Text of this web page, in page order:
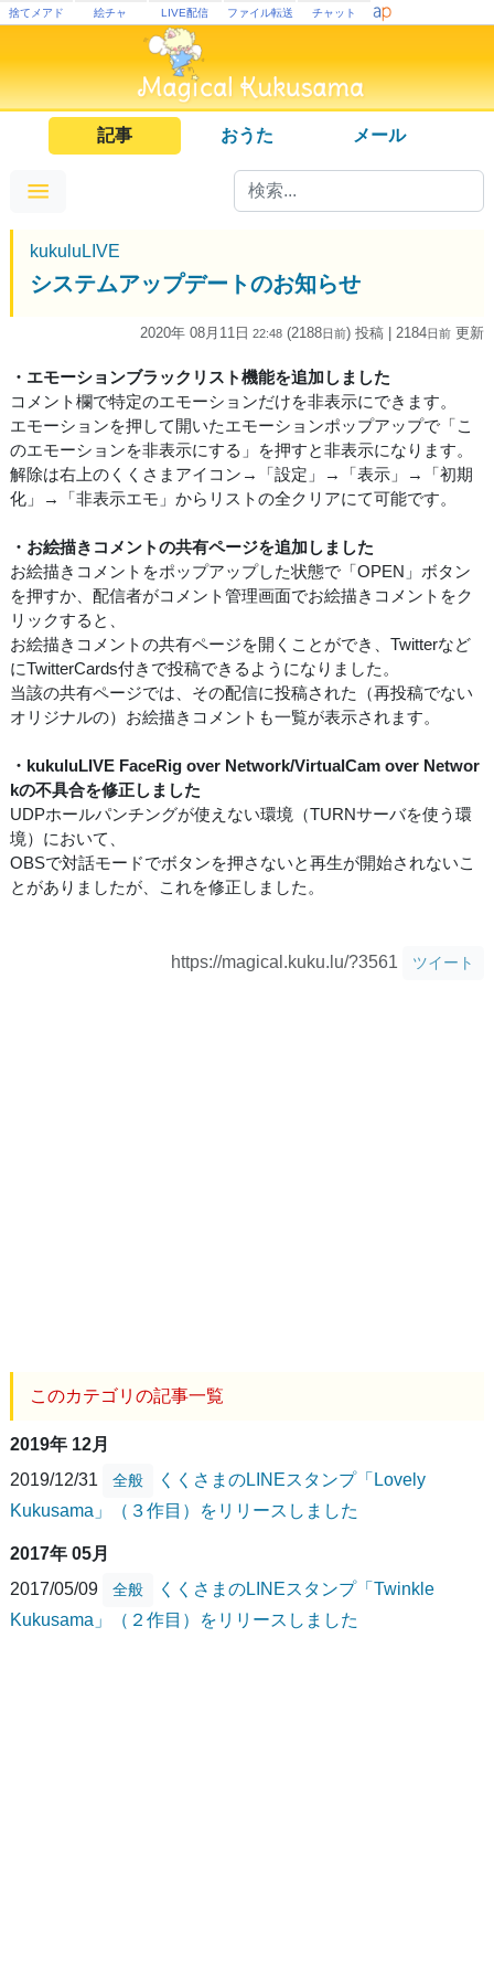
捨てメアド 絵チャ LIVE配信 ファイル転送 チャット
記事 おうた メール
kukuluLIVE
システムアップデートのお知らせ
2020年 08月11日 22:48 (2188日前) 投稿 | 2184日前 更新
・エモーションブラックリスト機能を追加しました
コメント欄で特定のエモーションだけを非表示にできます。
エモーションを押して開いたエモーションポップアップで「こ
のエモーションを非表示にする」を押すと非表示になります。
解除は右上のくくさまアイコン→「設定」→「表示」→「初期
化」→「非表示エモ」からリストの全クリアにて可能です。
・お絵描きコメントの共有ページを追加しました
お絵描きコメントをポップアップした状態で「OPEN」ボタン
を押すか、配信者がコメント管理画面でお絵描きコメントをク
リックすると、
お絵描きコメントの共有ページを開くことができ、Twitterなど
にTwitterCards付きで投稿できるようになりました。
当該の共有ページでは、その配信に投稿された（再投稿でない
オリジナルの）お絵描きコメントも一覧が表示されます。
・kukuluLIVE FaceRig over Network/VirtualCam over Networ
kの不具合を修正しました
UDPホールパンチングが使えない環境（TURNサーバを使う環
境）において、
OBSで対話モードでボタンを押さないと再生が開始されないこ
とがありましたが、これを修正しました。
https://magical.kuku.lu/?3561 ツイート
このカテゴリの記事一覧
2019年 12月
2019/12/31
全般
くくさまのLINEスタンプ「Lovely
Kukusama」（３作目）をリリースしました
2017年 05月
2017/05/09
全般
くくさまのLINEスタンプ「Twinkle
Kukusama」（２作目）をリリースしました